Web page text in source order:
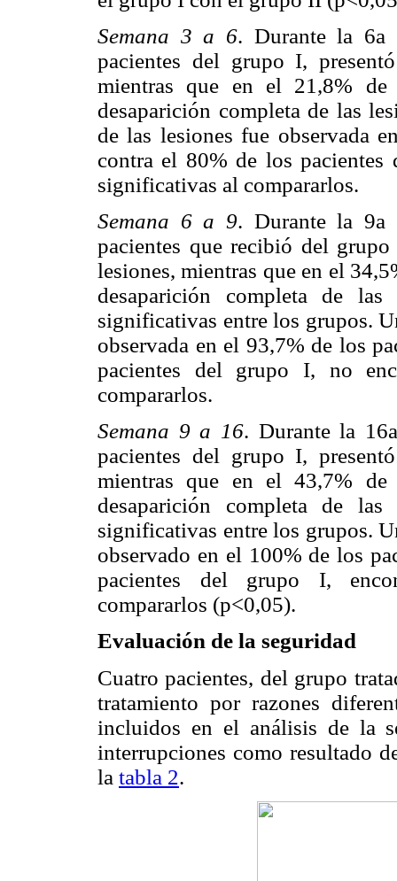
Semana 3 a 6. Durante la 6a
pacientes del grupo I,
mientras que en el 21,8%
desaparición completa de las
de las lesiones fue observada
contra el 80% de los pacientes
significativas al compararlos.
Semana 6 a 9. Durante la 9a
pacientes que recibió del
lesiones, mientras que en el
desaparición completa de las
significativas entre los grupos.
observada en el 93,7% de los
pacientes del grupo I, no
compararlos.
Semana 9 a 16. Durante la
pacientes del grupo I,
mientras que en el 43,7%
desaparición completa de las
significativas entre los grupos.
observado en el 100% de los
pacientes del grupo I,
compararlos (p<0,05).
Evaluación de la seguridad
Cuatro pacientes, del grupo
tratamiento por razones
incluidos en el análisis de la
interrupciones como resultado
la tabla 2.